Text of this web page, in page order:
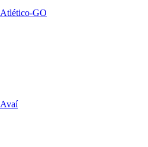
Atlético-GO
Avaí